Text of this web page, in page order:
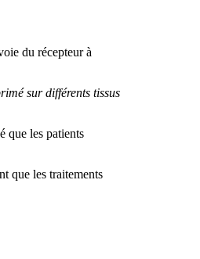
du récepteur à
sur différents tissus
que les patients
que les traitements